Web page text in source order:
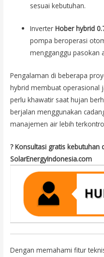
sesuai kebutuhan.
InverterHober hybrid
pompa beroperasi
mengganggu pasokan
Pengalaman di beberapa
hybrid membuat operasional
perlu khawatir saat hujan
berjalan menggunakan
manajemen air lebih
? Konsultasi gratis
SolarEnergyIndonesia.com
Dengan memahami fitur